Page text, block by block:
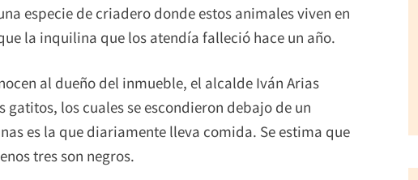
especie de criadero donde estos animales viven en
la inquilina que los atendía falleció hace un año.
al dueño del inmueble, el alcalde Iván Arias
los cuales se escondieron debajo de un
es la que diariamente lleva comida. Se estima que
tres son negros.